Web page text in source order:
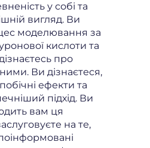
у собі та
вигляд. Ви
моделювання за
кислоти та
про
Ви дізнаєтеся,
ефекти та
підхід. Ви
вам ця
на те,